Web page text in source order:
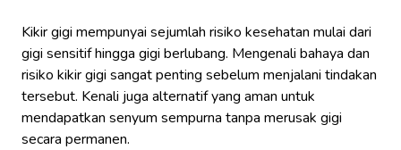
Kikir gigi mempunyai sejumlah risiko kesehatan mulai dari
gigi sensitif hingga gigi berlubang. Mengenali bahaya dan
risiko kikir gigi sangat penting sebelum menjalani tindakan
tersebut. Kenali juga alternatif yang aman untuk
mendapatkan senyum sempurna tanpa merusak gigi
secara permanen.